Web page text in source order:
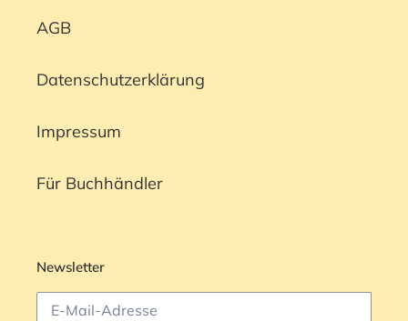
AGB
Datenschutzerklärung
Impressum
Für Buchhändler
Newsletter